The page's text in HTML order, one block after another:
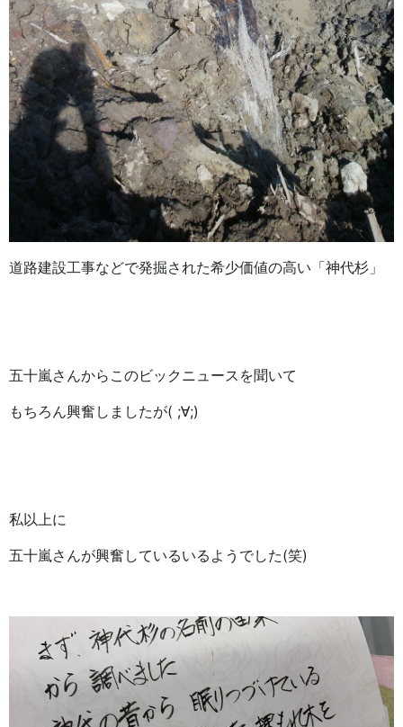
道路建設工事などで発掘された希少価値の高い「神代杉」
五十嵐さんからこのビックニュースを聞いて
もちろん興奮しましたが( ;∀;)
私以上に
五十嵐さんが興奮しているいるようでした(笑)